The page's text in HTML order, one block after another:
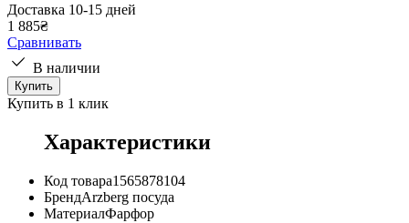
Доставка 10-15 дней
1 885₴
Сравнивать
В наличии
Купить
Купить в 1 клик
Характеристики
Код товара1565878104
БрендArzberg посуда
МатериалФарфор